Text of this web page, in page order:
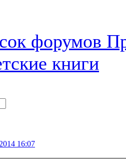
форумов
книги
16:07